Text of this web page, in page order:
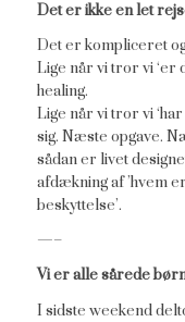
Det er ikke en let
Det er kompliceret
Lige når vi tror vi ‘er
healing.
Lige når vi tror vi
sig. Næste opgave.
sådan er livet
afdækning af ’hvem
beskyttelse’.
—–
Vi er alle sårede
I sidste weekend